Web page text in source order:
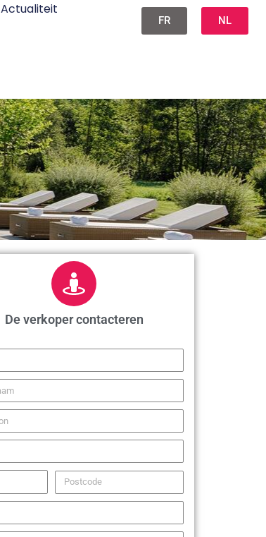
Actualiteit
FR NL
De verkoper contacteren